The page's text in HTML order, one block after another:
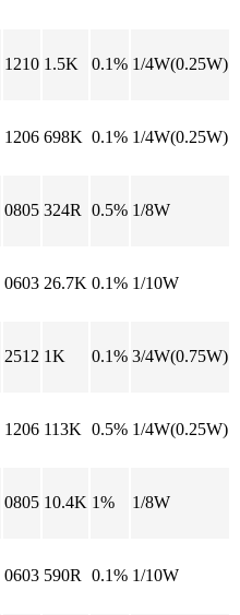
1210 1.5K 0.1% 1/4W(0.25W)
1206 698K 0.1% 1/4W(0.25W)
0805 324R 0.5% 1/8W
0603 26.7K 0.1% 1/10W
2512 1K 0.1% 3/4W(0.75W)
1206 113K 0.5% 1/4W(0.25W)
0805 10.4K 1% 1/8W
0603 590R 0.1% 1/10W